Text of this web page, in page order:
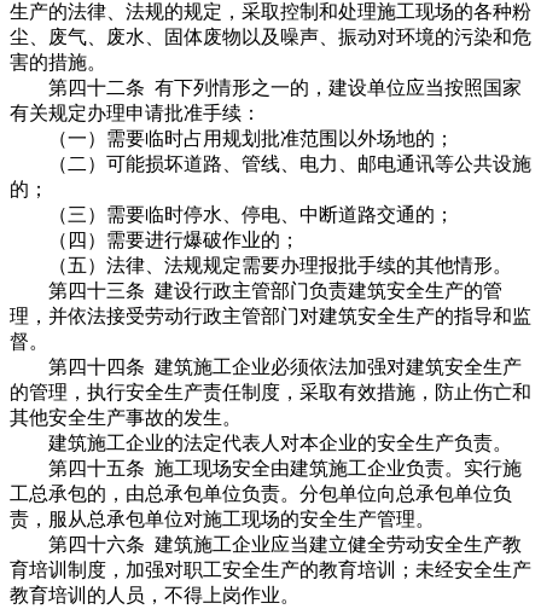
生产的法律、法规的规定，采取控制和处理施工现场的各种粉
尘、废气、废水、固体废物以及噪声、振动对环境的污染和危
害的措施。
第四十二条 有下列情形之一的，建设单位应当按照国家
有关规定办理申请批准手续：
（一）需要临时占用规划批准范围以外场地的；
（二）可能损坏道路、管线、电力、邮电通讯等公共设施
的；
（三）需要临时停水、停电、中断道路交通的；
（四）需要进行爆破作业的；
（五）法律、法规规定需要办理报批手续的其他情形。
第四十三条 建设行政主管部门负责建筑安全生产的管
理，并依法接受劳动行政主管部门对建筑安全生产的指导和监
督。
第四十四条 建筑施工企业必须依法加强对建筑安全生产
的管理，执行安全生产责任制度，采取有效措施，防止伤亡和
其他安全生产事故的发生。
建筑施工企业的法定代表人对本企业的安全生产负责。
第四十五条 施工现场安全由建筑施工企业负责。实行施
工总承包的，由总承包单位负责。分包单位向总承包单位负
责，服从总承包单位对施工现场的安全生产管理。
第四十六条 建筑施工企业应当建立健全劳动安全生产教
育培训制度，加强对职工安全生产的教育培训；未经安全生产
教育培训的人员，不得上岗作业。